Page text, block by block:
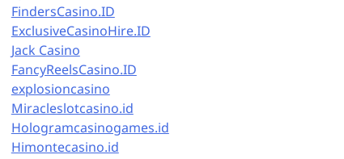
FindersCasino.ID
ExclusiveCasinoHire.ID
Jack Casino
FancyReelsCasino.ID
explosioncasino
Miracleslotcasino.id
Hologramcasinogames.id
Himontecasino.id